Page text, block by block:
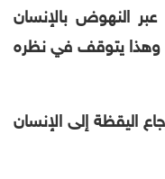
النهوض بالإنسان
وهذا يتوقف في نظره
اليقظة إلى الإنسان